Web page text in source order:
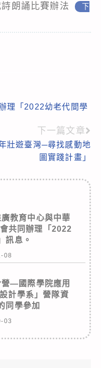
朗誦比賽辦法
下
理「2022幼老代間學
下一篇文章
壯遊臺灣─尋找感動地
圖實踐計畫」
教育中心與中華
共同辦理「2022
訊息。
08
—國際學院應用
計學系」營隊資
同學參加
03